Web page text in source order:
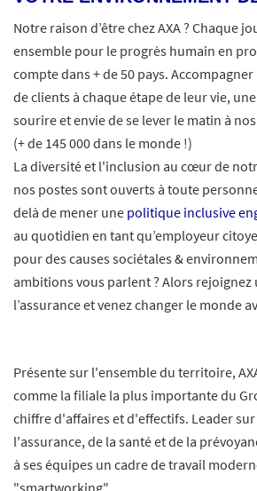
Notre raison d’être chez AXA ? Chaque
ensemble pour le progrès humain en
compte dans + de 50 pays.
de clients à chaque étape de leur vie,
sourire et envie de se lever le matin à
(+ de 145 000 dans le monde !)
La diversité et l'inclusion au cœur de
nos postes sont ouverts à toute
delà de mener une politique inclusive
au quotidien en tant qu’employeur
pour des causes sociétales &
ambitions vous parlent ? Alors rejoignez
l’assurance et venez changer le monde
Présente sur l'ensemble du territoire,
comme la filiale la plus importante du
chiffre d'affaires et d'effectifs. Leader
l'assurance, de la santé et de la
à ses équipes un cadre de travail
"smartworking".